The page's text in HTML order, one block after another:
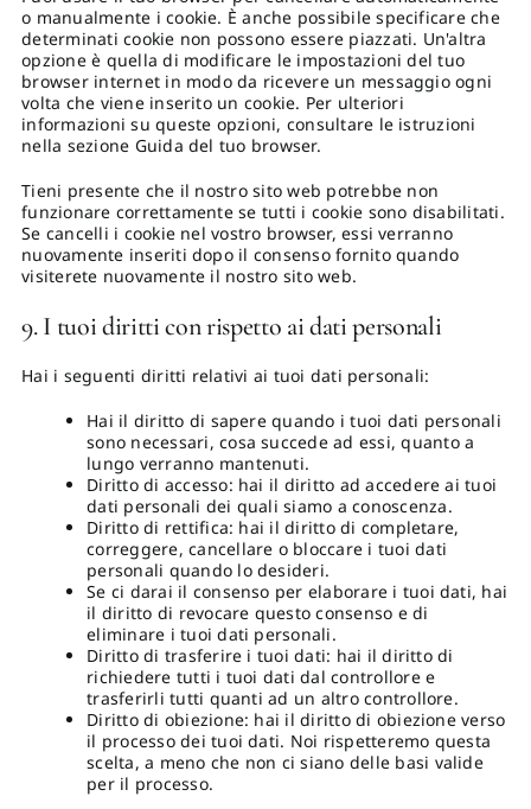
o manualmente i cookie. È anche possibile specificare che
determinati cookie non possono essere piazzati. Un'altra
opzione è quella di modificare le impostazioni del tuo
browser internet in modo da ricevere un messaggio ogni
volta che viene inserito un cookie. Per ulteriori
informazioni su queste opzioni, consultare le istruzioni
nella sezione Guida del tuo browser.
Tieni presente che il nostro sito web potrebbe non
funzionare correttamente se tutti i cookie sono disabilitati.
Se cancelli i cookie nel vostro browser, essi verranno
nuovamente inseriti dopo il consenso fornito quando
visiterete nuovamente il nostro sito web.
9. I tuoi diritti con rispetto ai dati personali
Hai i seguenti diritti relativi ai tuoi dati personali:
Hai il diritto di sapere quando i tuoi dati personali
sono necessari, cosa succede ad essi, quanto a
lungo verranno mantenuti.
Diritto di accesso: hai il diritto ad accedere ai tuoi
dati personali dei quali siamo a conoscenza.
Diritto di rettifica: hai il diritto di completare,
correggere, cancellare o bloccare i tuoi dati
personali quando lo desideri.
Se ci darai il consenso per elaborare i tuoi dati, hai
il diritto di revocare questo consenso e di
eliminare i tuoi dati personali.
Diritto di trasferire i tuoi dati: hai il diritto di
richiedere tutti i tuoi dati dal controllore e
trasferirli tutti quanti ad un altro controllore.
Diritto di obiezione: hai il diritto di obiezione verso
il processo dei tuoi dati. Noi rispetteremo questa
scelta, a meno che non ci siano delle basi valide
per il processo.